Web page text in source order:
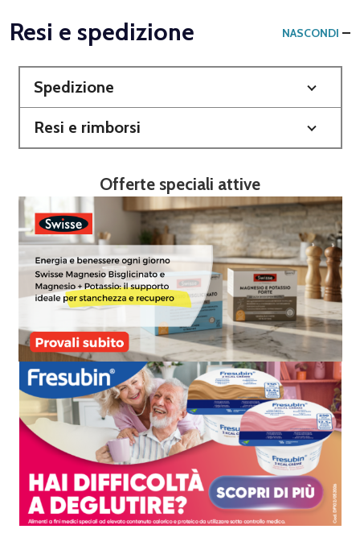
Resi e spedizione NASCONDI
Spedizione
Resi e rimborsi
Offerte speciali attive